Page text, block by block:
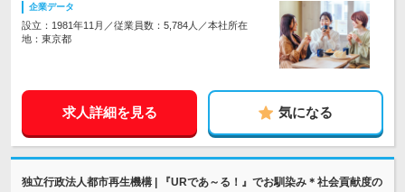
企業データ
設立：1981年11月／従業員数：5,784人／本社所在
地：東京都
求人詳細を見る 気になる
独立行政法人都市再生機構 | 『URであ～る！』でお馴染み＊社会貢献度の